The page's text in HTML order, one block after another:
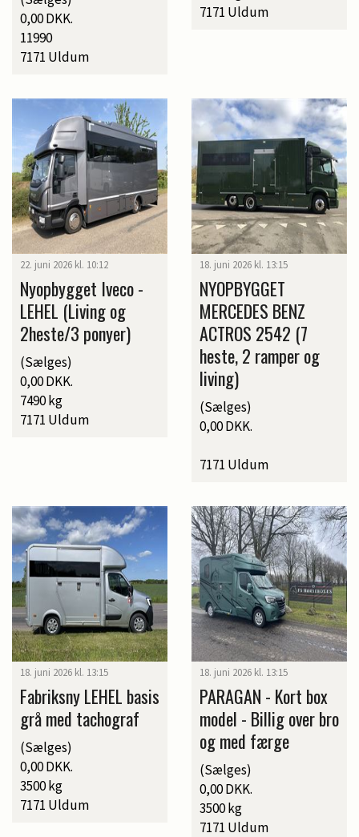
0,00 DKK.
11990
7171 Uldum
7171 Uldum
22. juni 2026 kl. 10:12
Nyopbygget Iveco -
LEHEL (Living og
2heste/3 ponyer)
(Sælges)
0,00 DKK.
7490 kg
7171 Uldum
18. juni 2026 kl. 13:15
NYOPBYGGET
MERCEDES BENZ
ACTROS 2542 (7
heste, 2 ramper og
living)
(Sælges)
0,00 DKK.
7171 Uldum
18. juni 2026 kl. 13:15
Fabriksny LEHEL basis
grå med tachograf
(Sælges)
0,00 DKK.
3500 kg
7171 Uldum
18. juni 2026 kl. 13:15
PARAGAN - Kort box
model - Billig over bro
og med færge
(Sælges)
0,00 DKK.
3500 kg
7171 Uldum